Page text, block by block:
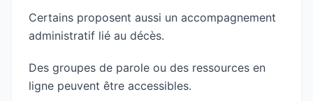
Certains proposent aussi un accompagnement
administratif lié au décès.
Des groupes de parole ou des ressources en
ligne peuvent être accessibles.